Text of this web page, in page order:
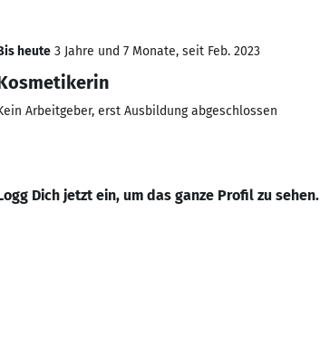
heute 3 Jahre und 7 Monate, seit Feb. 2023
Arbeitgeber, erst Ausbildung abgeschlossen
Dich jetzt ein, um das ganze Profil zu sehen.